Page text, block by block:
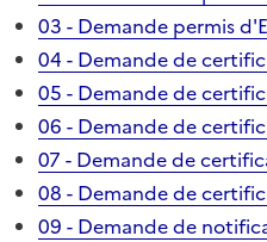
03 - Demande permis
04 - Demande de
05 - Demande de
06 - Demande de
07 - Demande de
08 - Demande de
09 - Demande de